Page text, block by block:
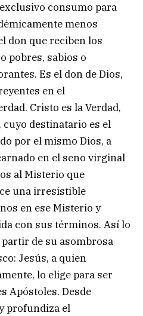
consumo para
menos
don que reciben los
pobres, sabios o
Es el don de Dios,
en el
Cristo es la Verdad,
cuyo destinatario es el
por el mismo Dios, a
en el seno virginal
al Misterio que
una irresistible
en ese Misterio y
con sus términos. Así lo
partir de su asombrosa
Jesús, a quien
lo elige para ser
Apóstoles. Desde
profundiza el